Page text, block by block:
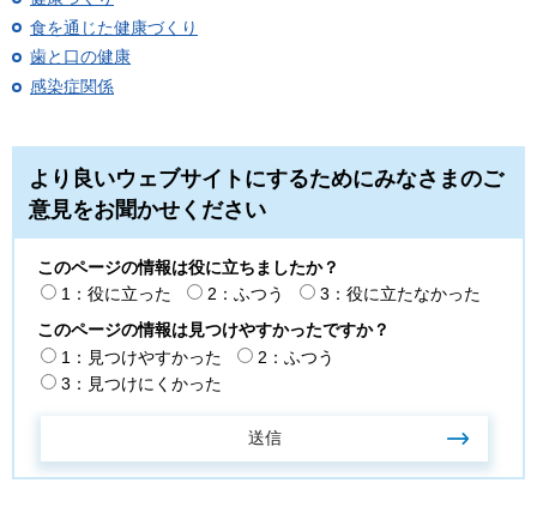
食を通じた健康づくり
歯と口の健康
感染症関係
より良いウェブサイトにするためにみなさまのご
意見をお聞かせください
このページの情報は役に立ちましたか？
1：役に立った
2：ふつう
3：役に立たなかった
このページの情報は見つけやすかったですか？
1：見つけやすかった
2：ふつう
3：見つけにくかった